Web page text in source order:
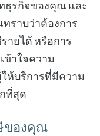
ธุรกิจของคุณ และ
ราบว่าต้องการ
ายได้ หรือการ
ข้าใจความ
ห้บริการที่มีความ
ที่สุด
ของคุณ